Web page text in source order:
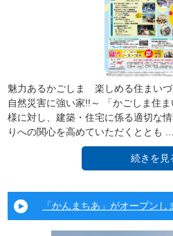
魅力あるかごしま 楽しめる住まい
自然災害に強い家!!～ 「かごしま住
様に対し、建築・住宅に係る適切な
りへの関心を高めていただくととも
続きを見
「かんまちあ」がオープンし